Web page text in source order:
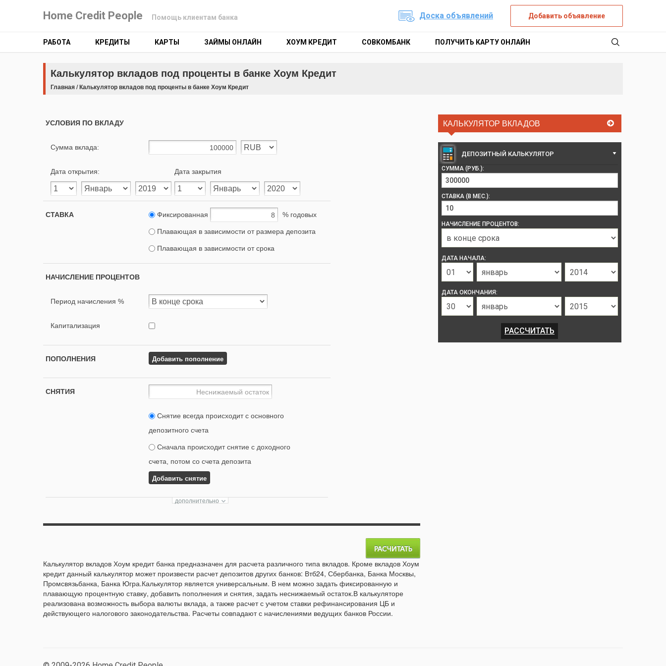
Home Credit People Помощь клиентам банка Доска объявлений Добавить объявление
РАБОТА КРЕДИТЫ КАРТЫ ЗАЙМЫ ОНЛАЙН ХОУМ КРЕДИТ СОВКОМБАНК ПОЛУЧИТЬ КАРТУ ОНЛАЙН
Калькулятор вкладов под проценты в банке Хоум Кредит
Главная/Калькулятор вкладов под проценты в банке Хоум Кредит
УСЛОВИЯ ПО ВКЛАДУ
Сумма вклада:
Дата открытия: Дата закрытия
СТАВКА Фиксированная % годовых
Плавающая в зависимости от размера депозита
Плавающая в зависимости от срока
НАЧИСЛЕНИЕ ПРОЦЕНТОВ
Период начисления %
Капитализация
ПОПОЛНЕНИЯ Добавить пополнение
СНЯТИЯ
Снятие всегда происходит с основного
депозитного счета
Сначала происходит снятие с доходного
счета, потом со счета депозита
Добавить снятие
Калькулятор вкладов Хоум кредит банка предназначен для расчета различного типа вкладов. Кроме вкладов Хоум
кредит данный калькулятор может произвести расчет депозитов других банков: Втб24, Сбербанка, Банка Москвы,
Промсвязьбанка, Банка Югра.Калькулятор является универсальным. В нем можно задать фиксированную и
плавающую процентную ставку, добавить пополнения и снятия, задать неснижаемый остаток.В калькуляторе
реализована возможность выбора валюты вклада, а также расчет с учетом ставки рефинансирования ЦБ и
действующего налогового законодательства. Расчеты совпадают с начислениями ведущих банков России.
КАЛЬКУЛЯТОР ВКЛАДОВ
ДЕПОЗИТНЫЙ КАЛЬКУЛЯТОР
СУММА (РУБ.):
СТАВКА (В МЕС.):
НАЧИСЛЕНИЕ ПРОЦЕНТОВ:
ДАТА НАЧАЛА:
ДАТА ОКОНЧАНИЯ: